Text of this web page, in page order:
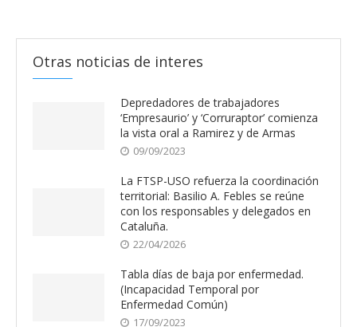
Otras noticias de interes
Depredadores de trabajadores
‘Empresaurio’ y ‘Corruraptor’ comienza
la vista oral a Ramirez y de Armas
09/09/2023
La FTSP-USO refuerza la coordinación
territorial: Basilio A. Febles se reúne
con los responsables y delegados en
Cataluña.
22/04/2026
Tabla días de baja por enfermedad.
(Incapacidad Temporal por
Enfermedad Común)
17/09/2023